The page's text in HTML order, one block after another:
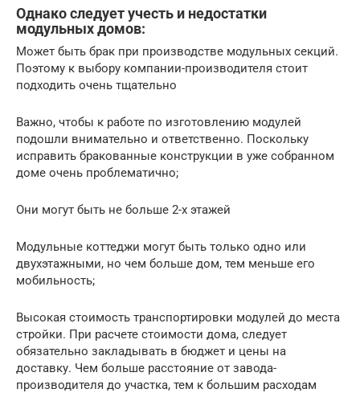
Однако следует учесть и недостатки
модульных домов:
Может быть брак при производстве модульных секций.
Поэтому к выбору компании-производителя стоит
подходить очень тщательно
Важно, чтобы к работе по изготовлению модулей
подошли внимательно и ответственно. Поскольку
исправить бракованные конструкции в уже собранном
доме очень проблематично;
Они могут быть не больше 2-х этажей
Модульные коттеджи могут быть только одно или
двухэтажными, но чем больше дом, тем меньше его
мобильность;
Высокая стоимость транспортировки модулей до места
стройки. При расчете стоимости дома, следует
обязательно закладывать в бюджет и цены на
доставку. Чем больше расстояние от завода-
производителя до участка, тем к большим расходам